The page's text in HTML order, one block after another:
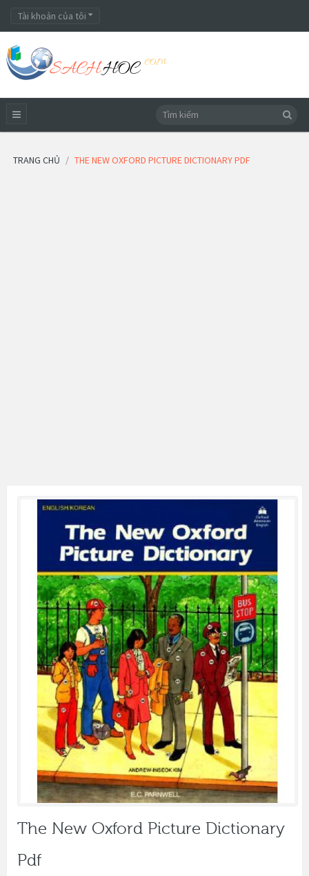
Tài khoản của tôi
TRANG CHỦ THE NEW OXFORD PICTURE DICTIONARY PDF
The New Oxford Picture Dictionary
Pdf